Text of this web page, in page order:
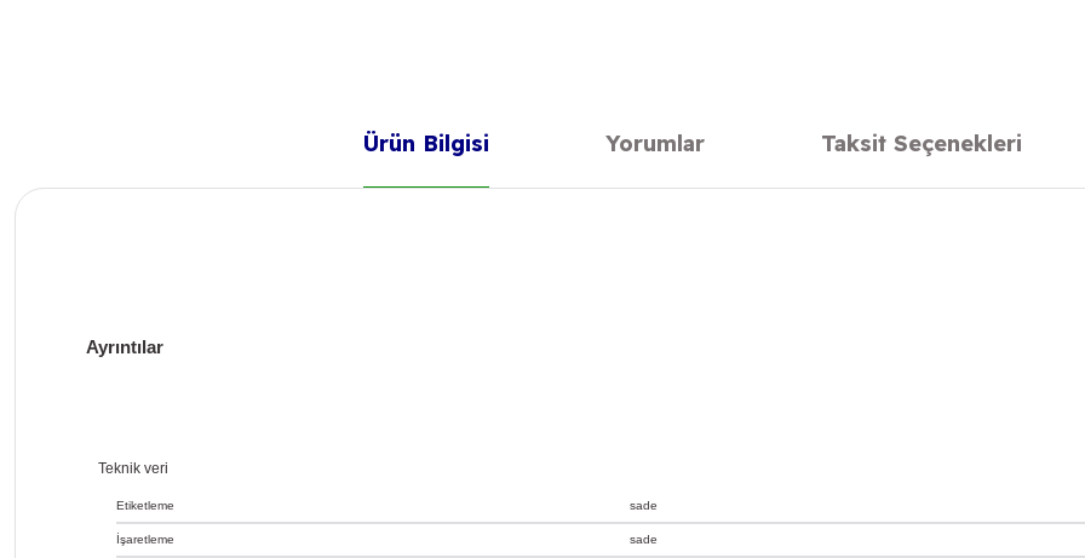
Ürün Bilgisi Yorumlar Taksit Seçenekleri
Ayrıntılar
Teknik veri
Etiketleme sade
İşaretleme sade